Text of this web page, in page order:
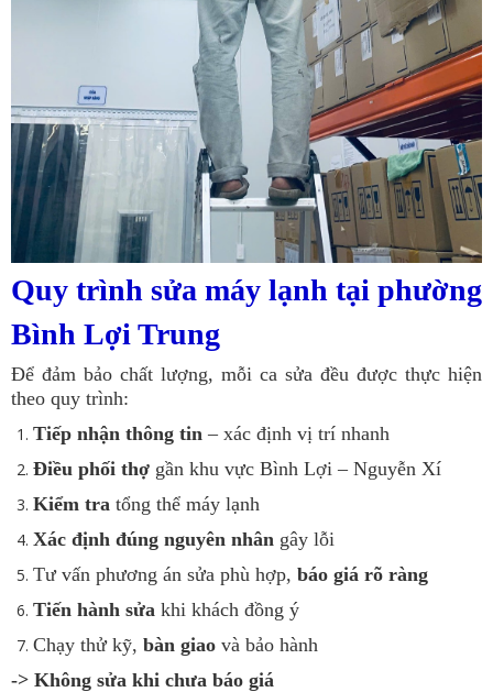
Quy trình sửa máy lạnh tại phường
Bình Lợi Trung
Để đảm bảo chất lượng, mỗi ca sửa đều được thực hiện
theo quy trình:
Tiếp nhận thông tin – xác định vị trí nhanh
Điều phối thợ gần khu vực Bình Lợi – Nguyễn Xí
Kiểm tra tổng thể máy lạnh
Xác định đúng nguyên nhân gây lỗi
Tư vấn phương án sửa phù hợp, báo giá rõ ràng
Tiến hành sửa khi khách đồng ý
Chạy thử kỹ, bàn giao và bảo hành
-> Không sửa khi chưa báo giá